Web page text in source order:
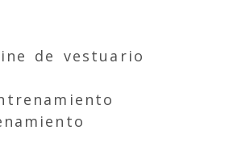
de vestuario